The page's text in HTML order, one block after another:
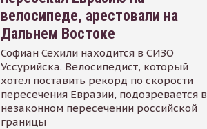
велосипеде, арестовали на
Дальнем Востоке
Софиан Сехили находится в СИЗО
Уссурийска. Велосипедист, который
хотел поставить рекорд по скорости
пересечения Евразии, подозревается в
незаконном пересечении российской
границы